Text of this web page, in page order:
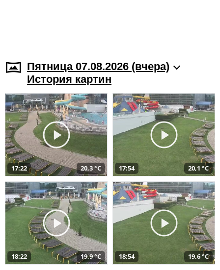
Пятница 07.08.2026 (вчера)
История картин
17:22 20,3 °C 17:54 20,1 °C
18:22 19,9 °C 18:54 19,6 °C